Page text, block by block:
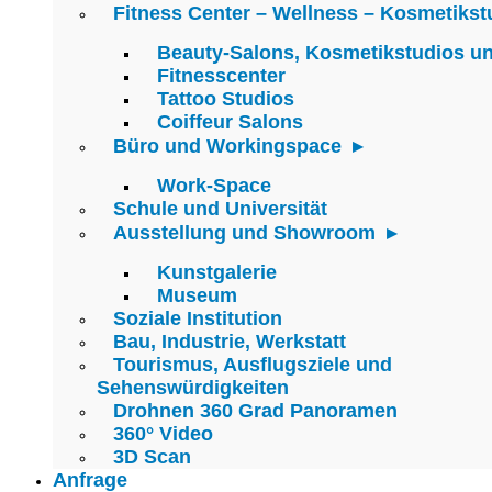
Fitness Center – Wellness –
Beauty-Salons, Kosmetikstudios
Fitnesscenter
Tattoo Studios
Coiffeur Salons
Büro und Workingspace
Work-Space
Schule und Universität
Ausstellung und Showroom
Kunstgalerie
Museum
Soziale Institution
Bau, Industrie, Werkstatt
Tourismus, Ausflugsziele und
Sehenswürdigkeiten
Drohnen 360 Grad Panoramen
360° Video
3D Scan
Anfrage